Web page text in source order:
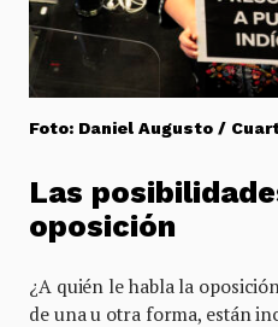
Foto: Daniel Augusto /
Las
oposición
¿A quién le habla la
de una u otra forma, están